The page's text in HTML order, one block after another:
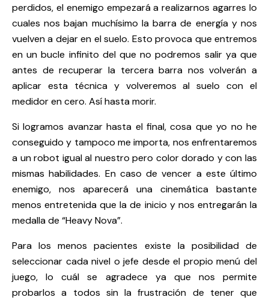
perdidos, el enemigo empezará a realizarnos agarres lo
cuales nos bajan muchísimo la barra de energía y nos
vuelven a dejar en el suelo. Esto provoca que entremos
en un bucle infinito del que no podremos salir ya que
antes de recuperar la tercera barra nos volverán a
aplicar esta técnica y volveremos al suelo con el
medidor en cero. Así hasta morir.
Si logramos avanzar hasta el final, cosa que yo no he
conseguido y tampoco me importa, nos enfrentaremos
a un robot igual al nuestro pero color dorado y con las
mismas habilidades. En caso de vencer a este último
enemigo, nos aparecerá una cinemática bastante
menos entretenida que la de inicio y nos entregarán la
medalla de “Heavy Nova”.
Para los menos pacientes existe la posibilidad de
seleccionar cada nivel o jefe desde el propio menú del
juego, lo cuál se agradece ya que nos permite
probarlos a todos sin la frustración de tener que